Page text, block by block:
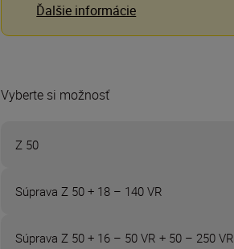
Ďalšie informácie
Vyberte si možnosť
Z 50
Súprava Z 50 + 18 – 140 VR
Súprava Z 50 + 16 – 50 VR + 50 – 250 VR